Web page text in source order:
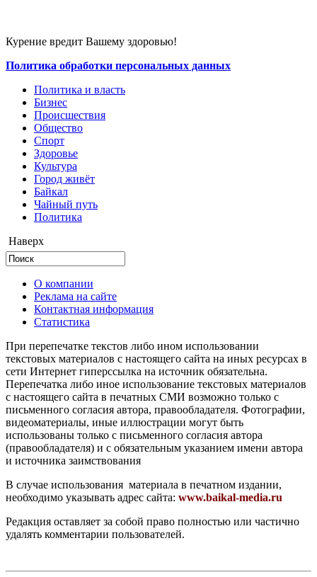
Курение вредит Вашему здоровью!
Политика обработки персональных данных
Политика и власть
Бизнес
Происшествия
Общество
Cпорт
Здоровье
Культура
Город живёт
Байкал
Чайный путь
Политика
Наверх
О компании
Реклама на сайте
Контактная информация
Статистика
При перепечатке текстов либо ином использовании
текстовых материалов с настоящего сайта на иных ресурсах в
сети Интернет гиперссылка на источник обязательна.
Перепечатка либо иное использование текстовых материалов
с настоящего сайта в печатных СМИ возможно только с
письменного согласия автора, правообладателя. Фотографии,
видеоматериалы, иные иллюстрации могут быть
использованы только с письменного согласия автора
(правообладателя) и с обязательным указанием имени автора
и источника заимствования
В случае использования материала в печатном издании,
необходимо указывать адрес сайта: www.baikal-media.ru
Редакция оставляет за собой право полностью или частично
удалять комментарии пользователей.